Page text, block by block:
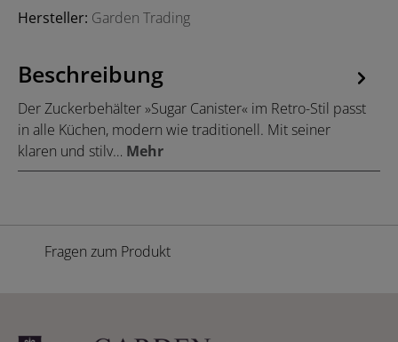
Hersteller: Garden Trading
Beschreibung
Der Zuckerbehälter »Sugar Canister« im Retro-Stil passt
in alle Küchen, modern wie traditionell. Mit seiner
klaren und stilv… Mehr
Fragen zum Produkt